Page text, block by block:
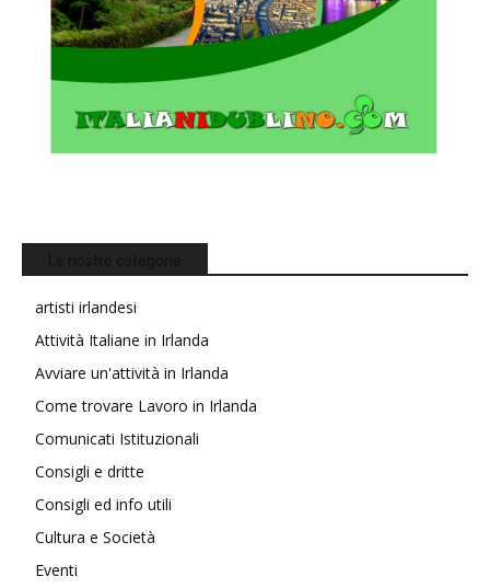
artisti irlandesi
Attività Italiane in Irlanda
Avviare un'attività in Irlanda
Come trovare Lavoro in Irlanda
Comunicati Istituzionali
Consigli e dritte
Consigli ed info utili
Cultura e Società
Eventi